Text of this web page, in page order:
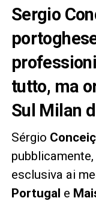
Sergio
tutto, ma
Sul Milan
Sérgio
esclusiva ai
Portugal e